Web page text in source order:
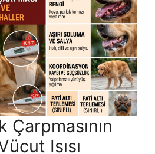
Çarpmasının
Isısı